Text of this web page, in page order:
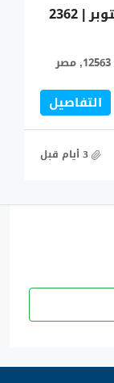
أرض تجاري سكني للبيع بحدائق أكتوبر | 2362
التفاصيل